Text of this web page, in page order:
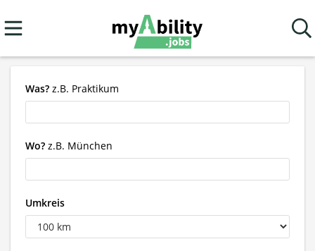
Was? z.B. Praktikum
Wo? z.B. München
Umkreis